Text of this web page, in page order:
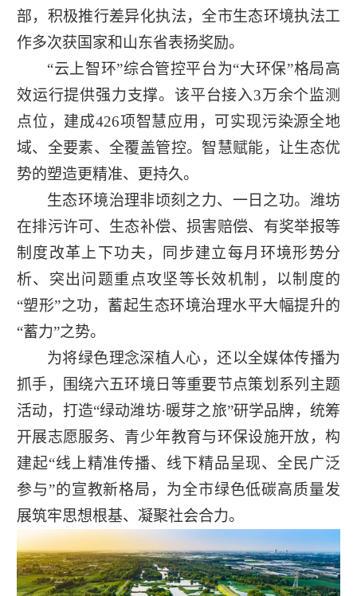
部，积极推行差异化执法，全市生态环境执法工
作多次获国家和山东省表扬奖励。
“云上智环”综合管控平台为“大环保”格局高
效运行提供强力支撑。该平台接入3万余个监测
点位，建成426项智慧应用，可实现污染源全地
域、全要素、全覆盖管控。智慧赋能，让生态优
势的塑造更精准、更持久。
生态环境治理非顷刻之力、一日之功。潍坊
在排污许可、生态补偿、损害赔偿、有奖举报等
制度改革上下功夫，同步建立每月环境形势分
析、突出问题重点攻坚等长效机制，以制度的
“塑形”之功，蓄起生态环境治理水平大幅提升的
“蓄力”之势。
为将绿色理念深植人心，还以全媒体传播为
抓手，围绕六五环境日等重要节点策划系列主题
活动，打造“绿动潍坊·暖芽之旅”研学品牌，统筹
开展志愿服务、青少年教育与环保设施开放，构
建起“线上精准传播、线下精品呈现、全民广泛
参与”的宣教新格局，为全市绿色低碳高质量发
展筑牢思想根基、凝聚社会合力。